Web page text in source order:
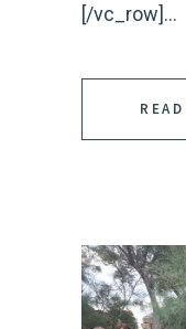
[/vc_row]...